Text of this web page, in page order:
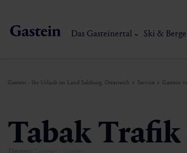
Das Gasteinertal Ski & Berge
Gastein - Ihr Urlaub im Land Salzburg, Österreich Service Gastein
Tabak